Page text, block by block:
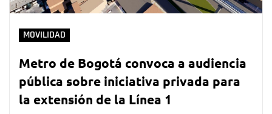
MOVILIDAD
Metro de Bogotá convoca a audiencia
pública sobre iniciativa privada para
la extensión de la Línea 1